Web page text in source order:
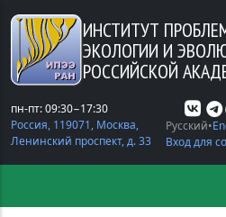
Перейти к основному
ИНСТИТУТ
ЭКОЛОГИИ И
РОССИЙСКОЙ
пн-пт: 09:30−17:30
Россия, 119071, Москва,
Ленинский проспект, д. 33
Русский
Вход для